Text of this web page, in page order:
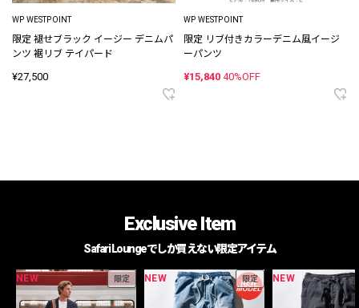
WP WESTPOINT
限定 褪せブラック イージー デニムパ
ンツ 裾リブ テイパード
¥27,500
WP WESTPOINT
限定 リブ付きカラーデニム風イージ
ーパンツ
¥15,840 40%OFF
Exclusive Item
Safari Loungeでしか買えない限定アイテム
NEW 限定 NEW 限定 NEW